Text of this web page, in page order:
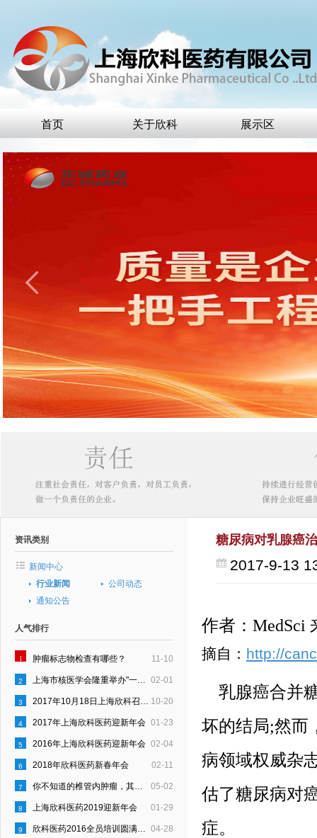
首页 关于欣科 展示区
资讯类别
新闻中心
行业新闻
公司动态
通知公告
人气排行
11-10
1 肿瘤标志物检查有哪些？
02-01
2 上海市核医学会隆重举办"一县一科"建设启动仪式
10-20
3 2017年10月18日上海欣科召开“员工行为约定”宣贯会
01-23
4 2017年上海欣科医药迎新年会
02-04
5 2016年上海欣科医药迎新年会
02-11
6 2018年欣科医药新春年会
05-02
7 你不知道的椎管内肿瘤，其实是这样的！
01-29
8 上海欣科医药2019迎新年会
04-28
9 欣科医药2016全员培训圆满结束
糖尿病对乳腺癌
2017-9-13
作者：MedSci
摘自： http://
乳腺癌合并
坏的结局;然而
病领域权威杂
估了糖尿病对
症。